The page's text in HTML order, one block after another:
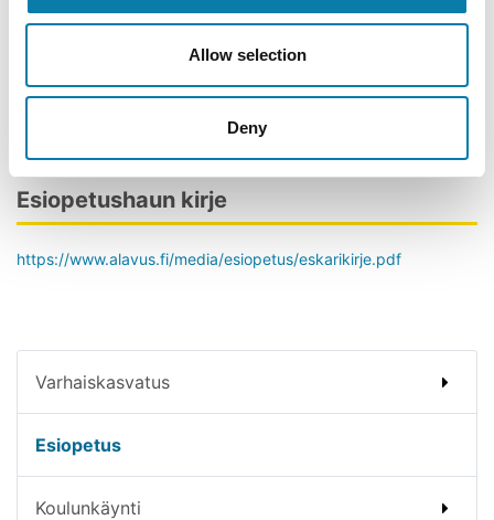
Allow selection
Deny
Sivistysjohtaja Pauliina Niemi
Varhaiskasvatusjohtaja
Esiopetushaun kirje
https://www.alavus.fi/media/esiopetus/eskarikirje.pdf
Varhaiskasvatus
Esiopetus
Koulunkäynti